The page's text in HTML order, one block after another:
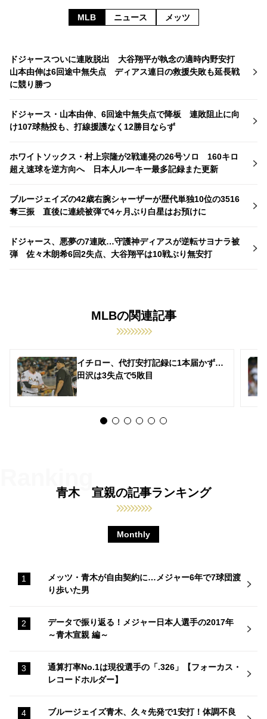
MLB ニュース メッツ
ドジャースついに連敗脱出 大谷翔平が執念の適時内野安打
山本由伸は6回途中無失点 ディアス連日の救援失敗も延長戦
に競り勝つ
ドジャース・山本由伸、6回途中無失点で降板 連敗阻止に向
け107球熱投も、打線援護なく12勝目ならず
ホワイトソックス・村上宗隆が2戦連発の26号ソロ 160キロ
超え速球を逆方向へ 日本人ルーキー最多記録また更新
ブルージェイズの42歳右腕シャーザーが歴代単独10位の3516
奪三振 直後に連続被弾で4ヶ月ぶり白星はお預けに
ドジャース、悪夢の7連敗…守護神ディアスが逆転サヨナラ被
弾 佐々木朗希6回2失点、大谷翔平は10戦ぶり無安打
MLBの関連記事
イチロー、代打安打記録に1本届かず…
田沢は3失点で5敗目
青木 宣親の記事ランキング
Monthly
メッツ・青木が自由契約に…メジャー6年で7球団渡
り歩いた男
データで振り返る！メジャー日本人選手の2017年
～青木宣親 編～
通算打率No.1は現役選手の「.326」【フォーカス・
レコードホルダー】
ブルージェイズ青木、久々先発で1安打！体調不良